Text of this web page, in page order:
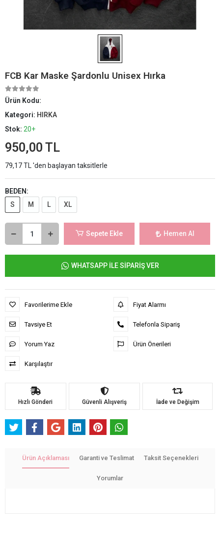
FCB Kar Maske Şardonlu Unisex Hırka
Ürün Kodu:
Kategori: HIRKA
Stok: 20+
950,00 TL
79,17 TL 'den başlayan taksitlerle
BEDEN:
S
M L XL
Sepete Ekle Hemen Al
WHATSAPP İLE SİPARİŞ VER
Favorilerime Ekle
Tavsiye Et
Yorum Yaz
Karşılaştır
Fiyat Alarmı
Telefonla Sipariş
Ürün Önerileri
Hızlı Gönderi Güvenli Alışveriş İade ve Değişim
Ürün Açıklaması Garanti ve Teslimat Taksit Seçenekleri
Yorumlar